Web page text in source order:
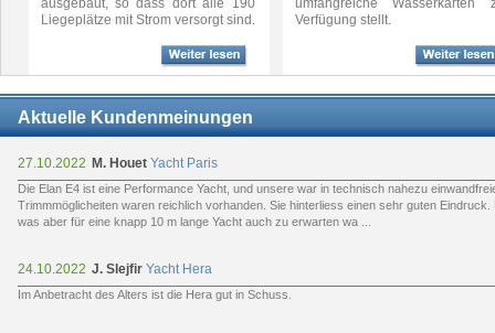
ausgebaut, so dass dort alle 190
Liegeplätze mit Strom versorgt sind.
umfangreiche Wasserkarten
Verfügung stellt.
Aktuelle Kundenmeinungen
27.10.2022 M. HouetYacht Paris
Die Elan E4 ist eine Performance Yacht, und unsere war in technisch nahezu
Trimmmöglicheiten waren reichlich vorhanden. Sie hinterliess einen sehr guten
was aber für eine knapp 10 m lange Yacht auch zu erwarten wa ...
24.10.2022 J. SlejfirYacht Hera
Im Anbetracht des Alters ist die Hera gut in Schuss.